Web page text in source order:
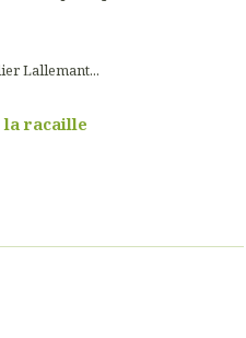
Lallemant...
la racaille